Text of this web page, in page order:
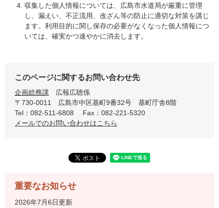
収集した個人情報については、広島市水道局が厳重に管理
し、漏えい、不正流用、改ざん等の防止に適切な対策を講じ
ます。利用目的に関し保存の必要がなくなった個人情報につ
いては、確実かつ速やかに消去します。
このページに関するお問い合わせ先
企画総務課
広報広聴係
〒730-0011
広島市中区基町9番32号 基町庁舎8階
Tel：082-511-6808
Fax：082-221-5320
メールでのお問い合わせはこちら
重要なお知らせ
2026年7月6日更新